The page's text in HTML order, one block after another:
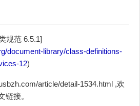
规范 6.5.1]
document-library/class-definitions-
12)
article/detail-1534.html ,欢
链接。